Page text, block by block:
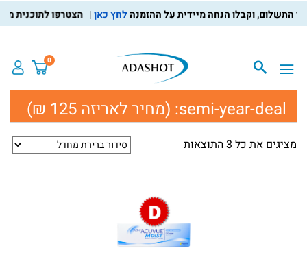
לחץ כאן הצטרפו לתוכנית
0
semi-year-deal: (מחיר לאריזה 125 ₪)
מציגים את כל ⁦3⁩ התוצאות